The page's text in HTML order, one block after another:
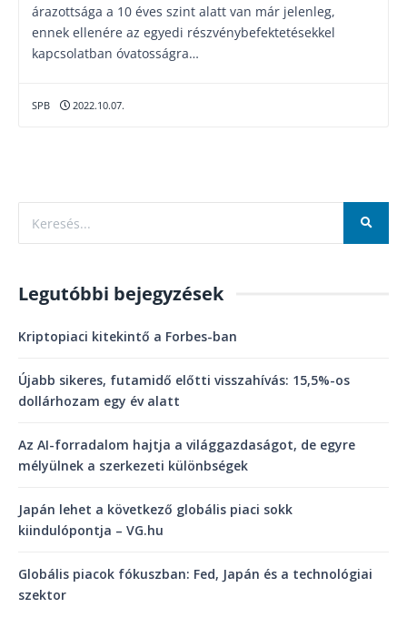
árazottsága a 10 éves szint alatt van már jelenleg,
ennek ellenére az egyedi részvénybefektetésekkel
kapcsolatban óvatosságra…
SPB 2022.10.07.
Legutóbbi bejegyzések
Kriptopiaci kitekintő a Forbes-ban
Újabb sikeres, futamidő előtti visszahívás: 15,5%-os
dollárhozam egy év alatt
Az AI-forradalom hajtja a világgazdaságot, de egyre
mélyülnek a szerkezeti különbségek
Japán lehet a következő globális piaci sokk
kiindulópontja – VG.hu
Globális piacok fókuszban: Fed, Japán és a technológiai
szektor